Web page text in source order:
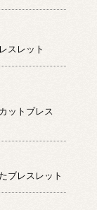
スレット
ットブレス
ブレスレット